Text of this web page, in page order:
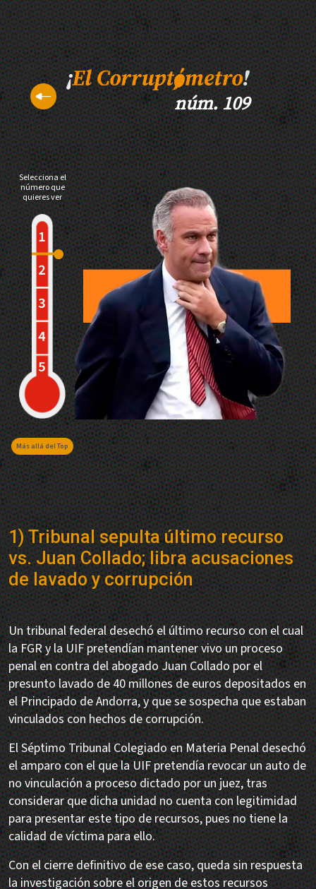
núm. 109
Selecciona el
número que
quieres ver
Más allá del Top
1) Tribunal sepulta último recurso
vs. Juan Collado; libra acusaciones
de lavado y corrupción
Un tribunal federal desechó el último recurso con el cual
la FGR y la UIF pretendían mantener vivo un proceso
penal en contra del abogado Juan Collado por el
presunto lavado de 40 millones de euros depositados en
el Principado de Andorra, y que se sospecha que estaban
vinculados con hechos de corrupción.
El Séptimo Tribunal Colegiado en Materia Penal desechó
el amparo con el que la UIF pretendía revocar un auto de
no vinculación a proceso dictado por un juez, tras
considerar que dicha unidad no cuenta con legitimidad
para presentar este tipo de recursos, pues no tiene la
calidad de víctima para ello.
Con el cierre definitivo de ese caso, queda sin respuesta
la investigación sobre el origen de estos recursos